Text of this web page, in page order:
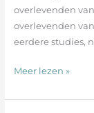
overlevenden
overlevenden
eerdere studies,
Meer lezen »